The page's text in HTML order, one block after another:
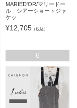
MARIED'OR/マリードー
ル シアーショートジャ
ケッ...
¥12,705 （税込）
6